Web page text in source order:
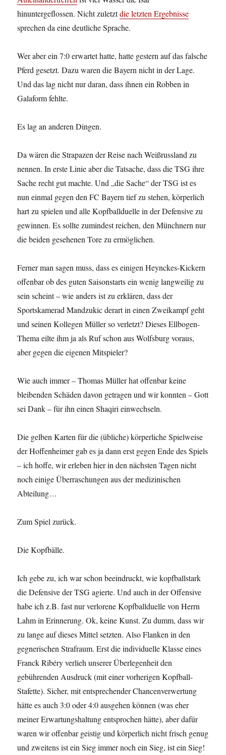
hinuntergeflossen. Nicht zuletztdie letzten Ergebnisse
sprechen da eine deutliche Sprache.
Wer aber ein 7:0 erwartet hatte, hatte gestern auf das falsche
Pferd gesetzt. Dazu waren die Bayern nicht in der Lage.
Und das lag nicht nur daran, dass ihnen ein Robben in
Galaform fehlte.
Es lag an anderen Dingen.
Da wären die Strapazen der Reise nach Weißrussland zu
nennen. In erste Linie aber die Tatsache, dass die TSG ihre
Sache recht gut machte. Und „die Sache“ der TSG ist es
nun einmal gegen den FC Bayern tief zu stehen, körperlich
hart zu spielen und alle Kopfballduelle in der Defensive zu
gewinnen. Es sollte zumindest reichen, den Münchnern nur
die beiden gesehenen Tore zu ermöglichen.
Ferner man sagen muss, dass es einigen Heynckes-Kickern
offenbar ob des guten Saisonstarts ein wenig langweilig zu
sein scheint – wie anders ist zu erklären, dass der
Sportskamerad Mandzukic derart in einen Zweikampf geht
und seinen Kollegen Müller so verletzt? Dieses Ellbogen-
Thema eilte ihm ja als Ruf schon aus Wolfsburg voraus,
aber gegen die eigenen Mitspieler?
Wie auch immer – Thomas Müller hat offenbar keine
bleibenden Schäden davon getragen und wir konnten – Gott
sei Dank – für ihn einen Shaqiri einwechseln.
Die gelben Karten für die (übliche) körperliche Spielweise
der Hoffenheimer gab es ja dann erst gegen Ende des Spiels
– ich hoffe, wir erleben hier in den nächsten Tagen nicht
noch einige Überraschungen aus der medizinischen
Abteilung…
Zum Spiel zurück.
Die Kopfbälle.
Ich gebe zu, ich war schon beeindruckt, wie kopfballstark
die Defensive der TSG agierte. Und auch in der Offensive
habe ich z.B. fast nur verlorene Kopfballduelle von Herrn
Lahm in Erinnerung. Ok, keine Kunst. Zu dumm, dass wir
zu lange auf dieses Mittel setzten. Also Flanken in den
gegnerischen Strafraum. Erst die individuelle Klasse eines
Franck Ribéry verlieh unserer Überlegenheit den
gebührenden Ausdruck (mit einer vorherigen Kopfball-
Stafette). Sicher, mit entsprechender Chancenverwertung
hätte es auch 3:0 oder 4:0 ausgehen können (was eher
meiner Erwartungshaltung entsprochen hätte), aber dafür
waren wir offenbar geistig und körperlich nicht frisch genug
und zweitens ist ein Sieg immer noch ein Sieg, ist ein Sieg!